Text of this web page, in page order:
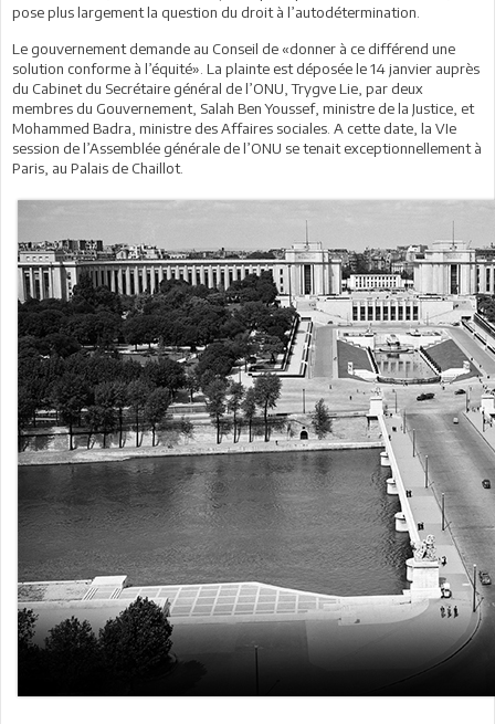
pose plus largement la question du droit à l’autodétermination.
Le gouvernement demande au Conseil de «donner à ce différend une
solution conforme à l’équité». La plainte est déposée le 14 janvier auprès
du Cabinet du Secrétaire général de l’ONU, Trygve Lie, par deux
membres du Gouvernement, Salah Ben Youssef, ministre de la Justice, et
Mohammed Badra, ministre des Affaires sociales. A cette date, la VIe
session de l’Assemblée générale de l’ONU se tenait exceptionnellement à
Paris, au Palais de Chaillot.